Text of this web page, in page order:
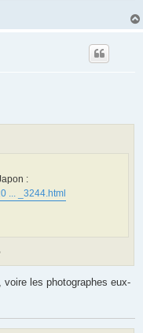
:
... _3244.html
les photographes eux-